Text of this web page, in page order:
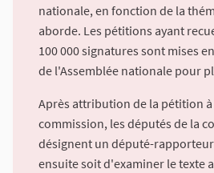
nationale, en fonction de la
aborde. Les pétitions ayant
100 000 signatures sont mises
de l'Assemblée nationale pour
Après attribution de la pétition
commission, les députés de la
désignent un député-
ensuite soit d'examiner le texte